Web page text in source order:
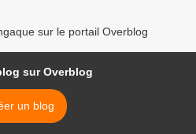
sur le portail Overblog
sur Overblog
un blog